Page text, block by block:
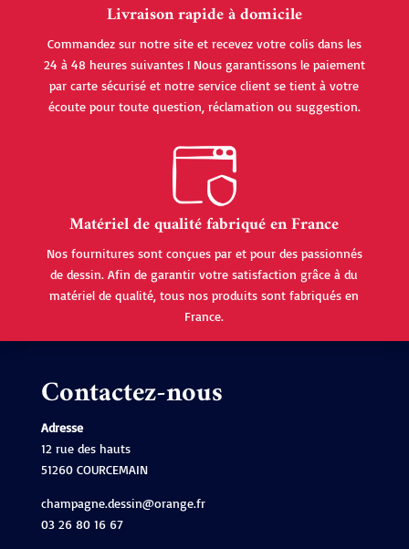
Livraison rapide à domicile
Commandez sur notre site et recevez votre colis dans les
24 à 48 heures suivantes ! Nous garantissons le paiement
par carte sécurisé et notre service client se tient à votre
écoute pour toute question, réclamation ou suggestion.
Matériel de qualité fabriqué en France
Nos fournitures sont conçues par et pour des passionnés
de dessin. Afin de garantir votre satisfaction grâce à du
matériel de qualité, tous nos produits sont fabriqués en
France.
Contactez-nous
Adresse
12 rue des hauts
51260 COURCEMAIN
champagne.dessin@orange.fr
03 26 80 16 67